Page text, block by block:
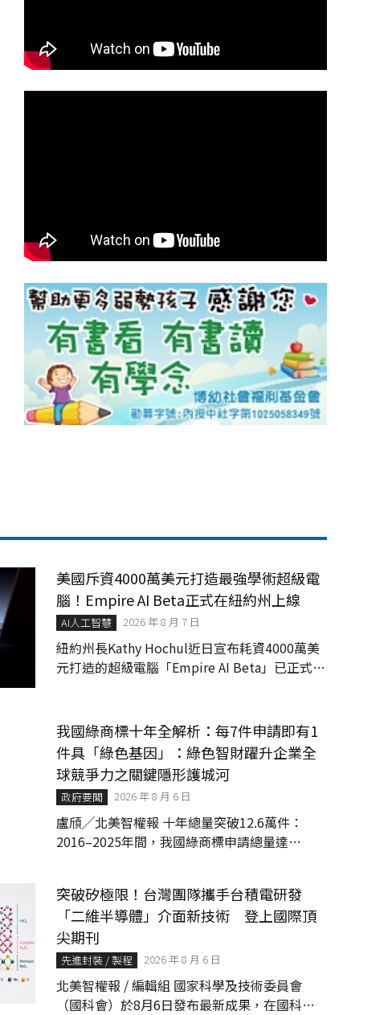
美國斥資4000萬美元打造最強學術超級電
腦！Empire AI Beta正式在紐約州上線
AI人工智慧 2026 年 8 月 7 日
紐約州長Kathy Hochul近日宣布耗資4000萬美
元打造的超級電腦「Empire AI Beta」已正式上
我國綠商標十年全解析：每7件申請即有1
件具「綠色基因」：綠色智財躍升企業全
球競爭力之關鍵隱形護城河
政府要聞 2026 年 8 月 6 日
盧頎╱北美智權報 十年總量突破12.6萬件：
2016–2025年間，我國綠商標申請總量達
突破矽極限！台灣團隊攜手台積電研發
「二維半導體」介面新技術 登上國際頂
尖期刊
先進封裝 / 製程 2026 年 8 月 6 日
北美智權報 / 編輯組 國家科學及技術委員會
（國科會）於8月6日發布最新成果，在國科會